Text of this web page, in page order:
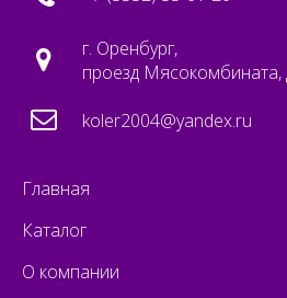
г. Оренбург,
проезд
koler2004@yandex.ru
Главная
Каталог
О компании